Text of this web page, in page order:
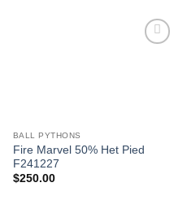
BALL PYTHONS
Fire Marvel 50% Het Pied
F241227
$250.00